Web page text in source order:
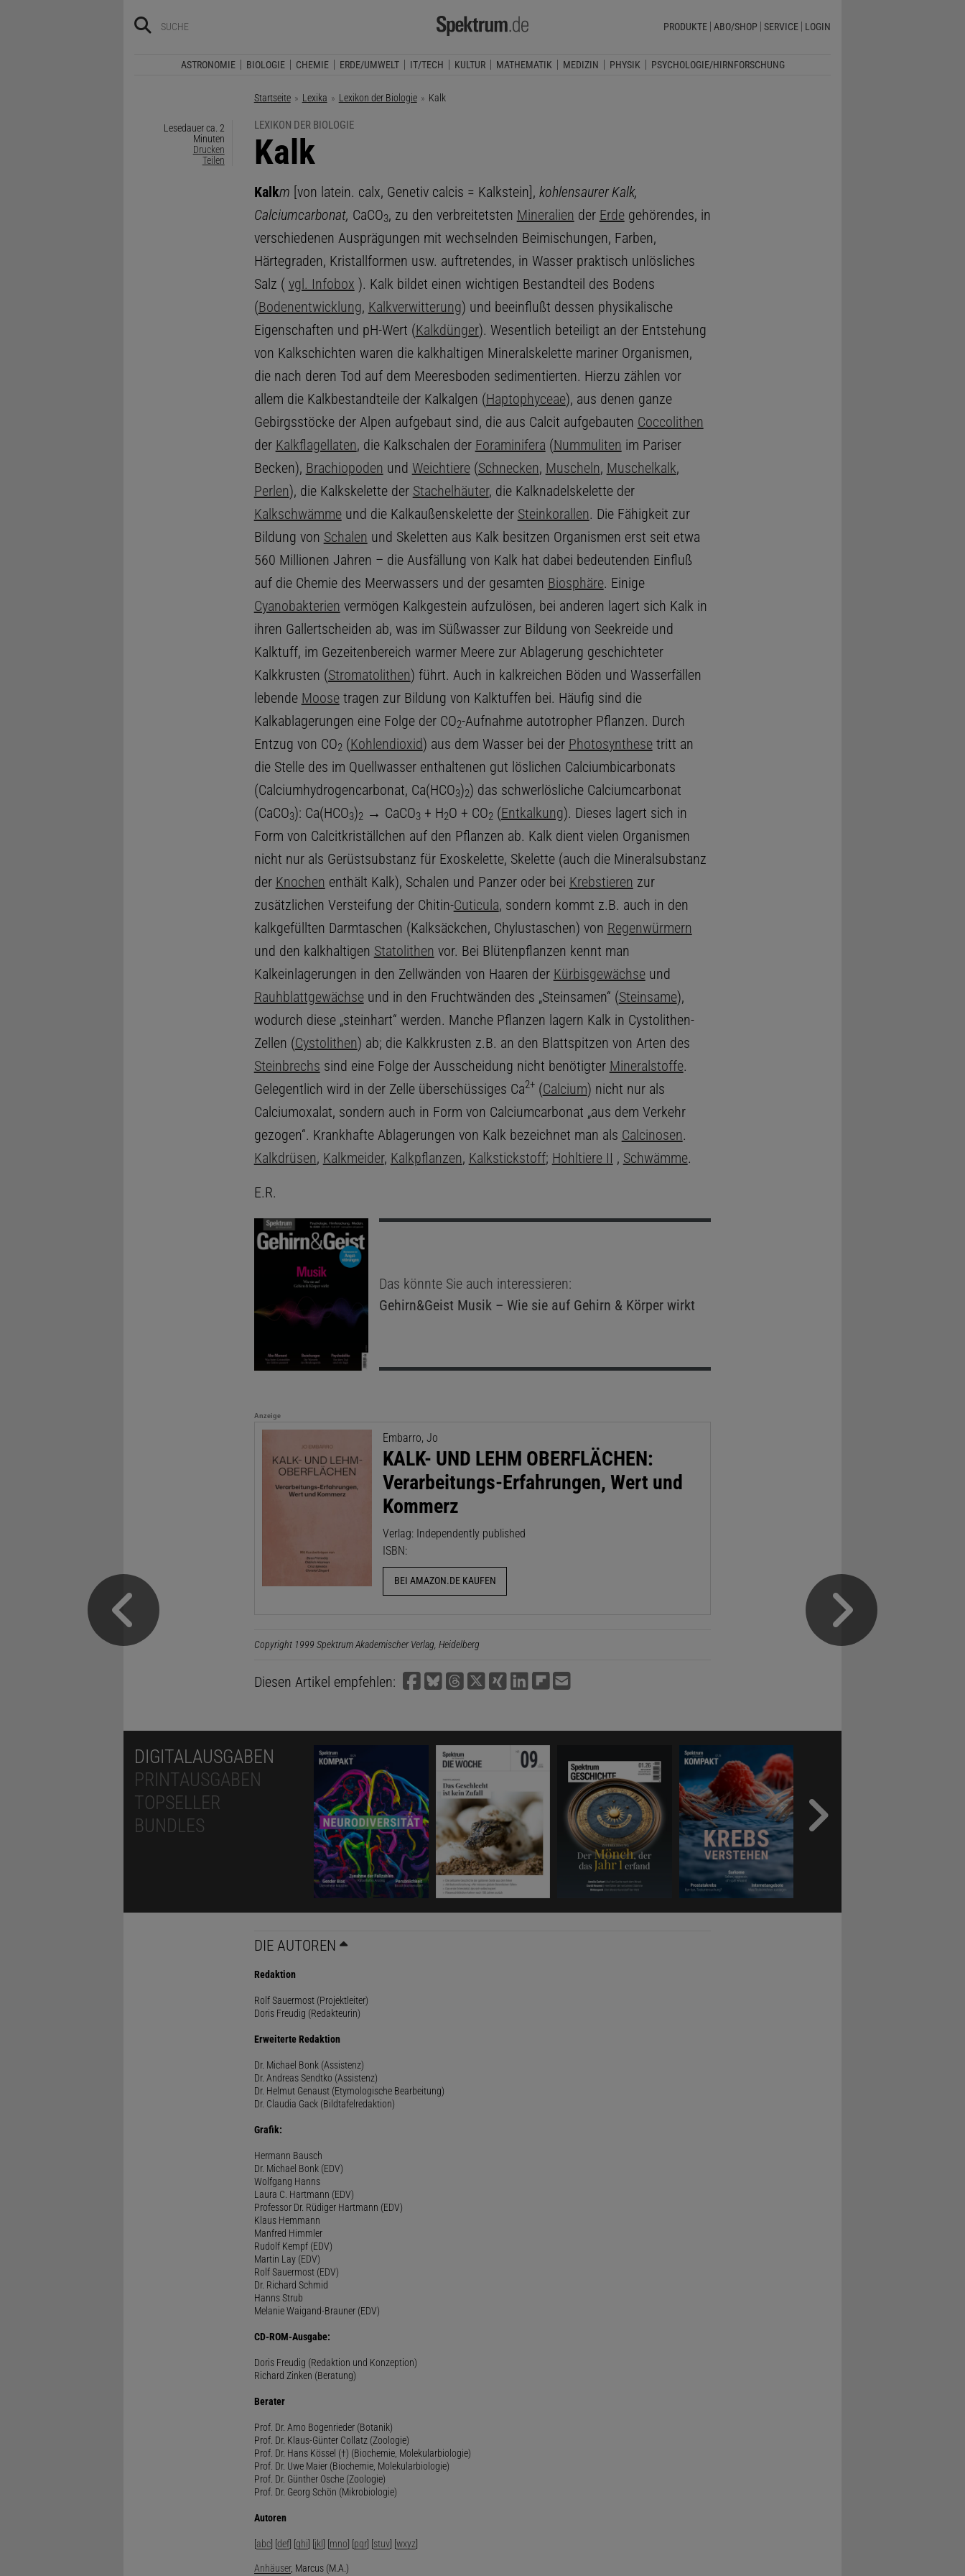
PRODUKTE ABO/SHOP SERVICE LOGIN
ASTRONOMIE BIOLOGIE CHEMIE ERDE/UMWELT IT/TECH KULTUR MATHEMATIK MEDIZIN PHYSIK PSYCHOLOGIE/HIRNFORSCHUNG
Startseite Lexika Lexikon der Biologie Aktuelle Seite:
Kalk
Lesedauer ca. 2
Minuten
Drucken
Teilen
LEXIKON DER BIOLOGIE
:
Kalk
Kalkm [von latein. calx, Genetiv calcis = Kalkstein], kohlensaurer Kalk,
Calciumcarbonat, CaCO3, zu den verbreitetsten Mineralien der Erdegehörendes, in
verschiedenen Ausprägungen mit wechselnden Beimischungen, Farben,
Härtegraden, Kristallformen usw. auftretendes, in Wasser praktisch unlösliches
Salz ( vgl. Infobox ). Kalk bildet einen wichtigen Bestandteil des Bodens
(Bodenentwicklung, Kalkverwitterung) und beeinflußt dessen physikalische
Eigenschaften und pH-Wert (Kalkdünger). Wesentlich beteiligt an der Entstehung
von Kalkschichten waren die kalkhaltigen Mineralskelette mariner Organismen,
die nach deren Tod auf dem Meeresboden sedimentierten. Hierzu zählen vor
allem die Kalkbestandteile der Kalkalgen (Haptophyceae), aus denen ganze
Gebirgsstöcke der Alpen aufgebaut sind, die aus Calcit aufgebauten Coccolithen
der Kalkflagellaten, die Kalkschalen der Foraminifera (Nummuliten im Pariser
Becken), Brachiopoden und Weichtiere(Schnecken, Muscheln, Muschelkalk,
Perlen), die Kalkskelette der Stachelhäuter, die Kalknadelskelette der
Kalkschwämmeund die Kalkaußenskelette der Steinkorallen. Die Fähigkeit zur
Bildung von Schalen und Skeletten aus Kalk besitzen Organismen erst seit etwa
560 Millionen Jahren – die Ausfällung von Kalk hat dabei bedeutenden Einfluß
auf die Chemie des Meerwassers und der gesamten Biosphäre. Einige
Cyanobakterien vermögen Kalkgestein aufzulösen, bei anderen lagert sich Kalk in
ihren Gallertscheiden ab, was im Süßwasser zur Bildung von Seekreide und
Kalktuff, im Gezeitenbereich warmer Meere zur Ablagerung geschichteter
Kalkkrusten (Stromatolithen) führt. Auch in kalkreichen Böden und Wasserfällen
lebende Moosetragen zur Bildung von Kalktuffen bei. Häufig sind die
Kalkablagerungen eine Folge der CO2-Aufnahme autotropher Pflanzen. Durch
Entzug von CO2 (Kohlendioxid) aus dem Wasser bei der Photosynthesetritt an
die Stelle des im Quellwasser enthaltenen gut löslichen Calciumbicarbonats
(Calciumhydrogencarbonat, Ca(HCO3)2) das schwerlösliche Calciumcarbonat
(CaCO3): Ca(HCO3)2 → CaCO3 + H2O + CO2 (Entkalkung). Dieses lagert sich in
Form von Calcitkriställchen auf den Pflanzen ab. Kalk dient vielen Organismen
nicht nur als Gerüstsubstanz für Exoskelette, Skelette (auch die Mineralsubstanz
der Knochen enthält Kalk), Schalen und Panzer oder bei Krebstieren zur
zusätzlichen Versteifung der Chitin-Cuticula, sondern kommt z.B. auch in den
kalkgefüllten Darmtaschen (Kalksäckchen, Chylustaschen) von Regenwürmern
und den kalkhaltigen Statolithen vor. Bei Blütenpflanzen kennt man
Kalkeinlagerungen in den Zellwänden von Haaren der Kürbisgewächseund
Rauhblattgewächseund in den Fruchtwänden des „Steinsamen“ (Steinsame),
wodurch diese „steinhart“ werden. Manche Pflanzen lagern Kalk in Cystolithen-
Zellen (Cystolithen) ab; die Kalkkrusten z.B. an den Blattspitzen von Arten des
Steinbrechs sind eine Folge der Ausscheidung nicht benötigter Mineralstoffe.
Gelegentlich wird in der Zelle überschüssiges Ca2+(Calcium) nicht nur als
Calciumoxalat, sondern auch in Form von Calciumcarbonat „aus dem Verkehr
gezogen“. Krankhafte Ablagerungen von Kalk bezeichnet man als Calcinosen.
Kalkdrüsen, Kalkmeider, Kalkpflanzen, Kalkstickstoff; Hohltiere II , Schwämme.
E.R.
Das könnte Sie auch interessieren:
Gehirn&Geist Musik – Wie sie auf Gehirn & Körper wirkt
Anzeige
Embarro, Jo
KALK- UND LEHM OBERFLÄCHEN:
Verarbeitungs-Erfahrungen, Wert und
Kommerz
Verlag: Independently published
ISBN:
BEI AMAZON.DE KAUFEN
Copyright 1999 Spektrum Akademischer Verlag, Heidelberg
Diesen Artikel empfehlen:
DIGITALAUSGABEN
PRINTAUSGABEN
TOPSELLER
BUNDLES
DIE AUTOREN
Redaktion
Rolf Sauermost (Projektleiter)
Doris Freudig (Redakteurin)
Erweiterte Redaktion
Dr. Michael Bonk (Assistenz)
Dr. Andreas Sendtko (Assistenz)
Dr. Helmut Genaust (Etymologische Bearbeitung)
Dr. Claudia Gack (Bildtafelredaktion)
Grafik:
Hermann Bausch
Dr. Michael Bonk (EDV)
Wolfgang Hanns
Laura C. Hartmann (EDV)
Professor Dr. Rüdiger Hartmann (EDV)
Klaus Hemmann
Manfred Himmler
Rudolf Kempf (EDV)
Martin Lay (EDV)
Rolf Sauermost (EDV)
Dr. Richard Schmid
Hanns Strub
Melanie Waigand-Brauner (EDV)
CD-ROM-Ausgabe:
Doris Freudig (Redaktion und Konzeption)
Richard Zinken (Beratung)
Berater
Prof. Dr. Arno Bogenrieder (Botanik)
Prof. Dr. Klaus-Günter Collatz (Zoologie)
Prof. Dr. Hans Kössel (†) (Biochemie, Molekularbiologie)
Prof. Dr. Uwe Maier (Biochemie, Molekularbiologie)
Prof. Dr. Günther Osche (Zoologie)
Prof. Dr. Georg Schön (Mikrobiologie)
Autoren
[abc] [def] [ghi] [jkl] [mno] [pqr] [stuv] [wxyz]
Anhäuser, Marcus (M.A.)